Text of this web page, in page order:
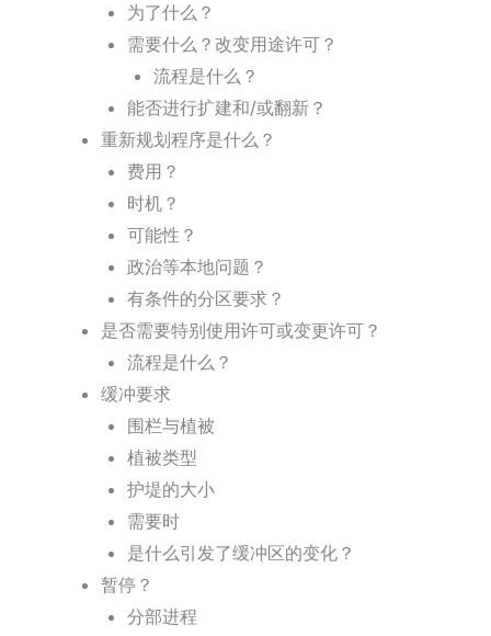
为了什么？
需要什么？改变用途许可？
流程是什么？
能否进行扩建和/或翻新？
重新规划程序是什么？
费用？
时机？
可能性？
政治等本地问题？
有条件的分区要求？
是否需要特别使用许可或变更许可？
流程是什么？
缓冲要求
围栏与植被
植被类型
护堤的大小
需要时
是什么引发了缓冲区的变化？
暂停？
分部进程